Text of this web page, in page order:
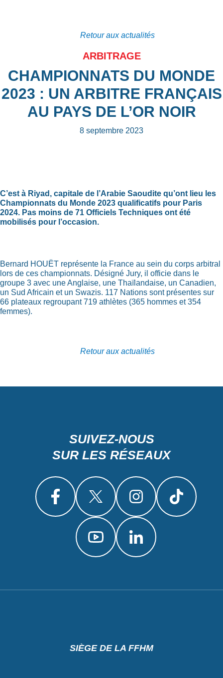
Retour aux actualités
ARBITRAGE
CHAMPIONNATS DU MONDE
2023 : UN ARBITRE FRANÇAIS
AU PAYS DE L’OR NOIR
8 septembre 2023
C’est à Riyad, capitale de l’Arabie Saoudite qu’ont lieu les
Championnats du Monde 2023 qualificatifs pour Paris
2024. Pas moins de 71 Officiels Techniques ont été
mobilisés pour l’occasion.
Bernard HOUËT représente la France au sein du corps arbitral
lors de ces championnats. Désigné Jury, il officie dans le
groupe 3 avec une Anglaise, une Thaïlandaise, un Canadien,
un Sud Africain et un Swazis. 117 Nations sont présentes sur
66 plateaux regroupant 719 athlètes (365 hommes et 354
femmes).
Retour aux actualités
SUIVEZ-NOUS
SUR LES RÉSEAUX
SIÈGE DE LA FFHM